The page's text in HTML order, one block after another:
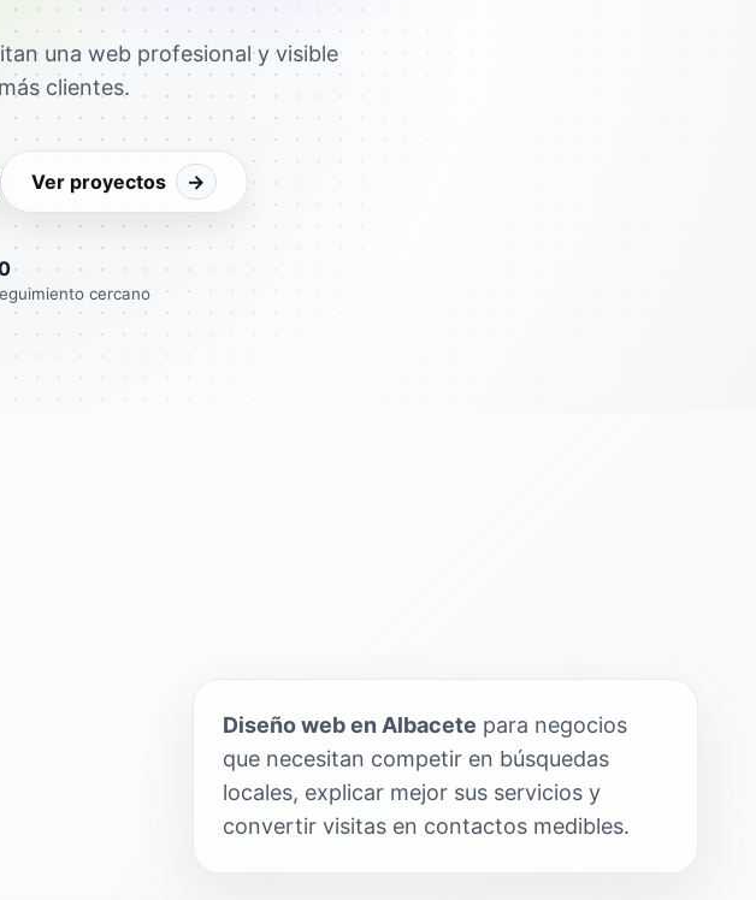
una web profesional y visible
clientes.
Ver proyectos →
cercano
Diseño web en Albacete para negocios
que necesitan competir en búsquedas
locales, explicar mejor sus servicios y
convertir visitas en contactos medibles.